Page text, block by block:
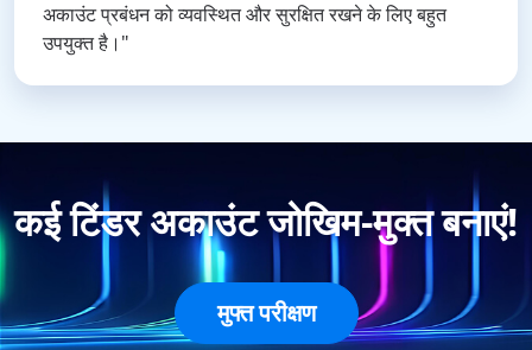
अकाउंट प्रबंधन को व्यवस्थित और सुरक्षित रखने के लिए बहुत
उपयुक्त है।"
कई टिंडर अकाउंट जोखिम-मुक्त बनाएं!
मुफ्त परीक्षण